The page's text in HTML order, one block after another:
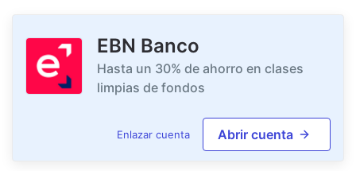
EBN Banco
Hasta un 30% de ahorro en clases
limpias de fondos
Enlazar cuenta Abrir cuenta